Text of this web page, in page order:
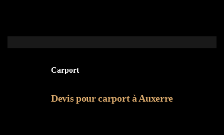
Carport
Devis pour carport à Auxerre